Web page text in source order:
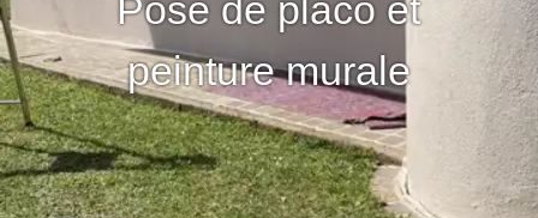
Pose de placo et
peinture murale